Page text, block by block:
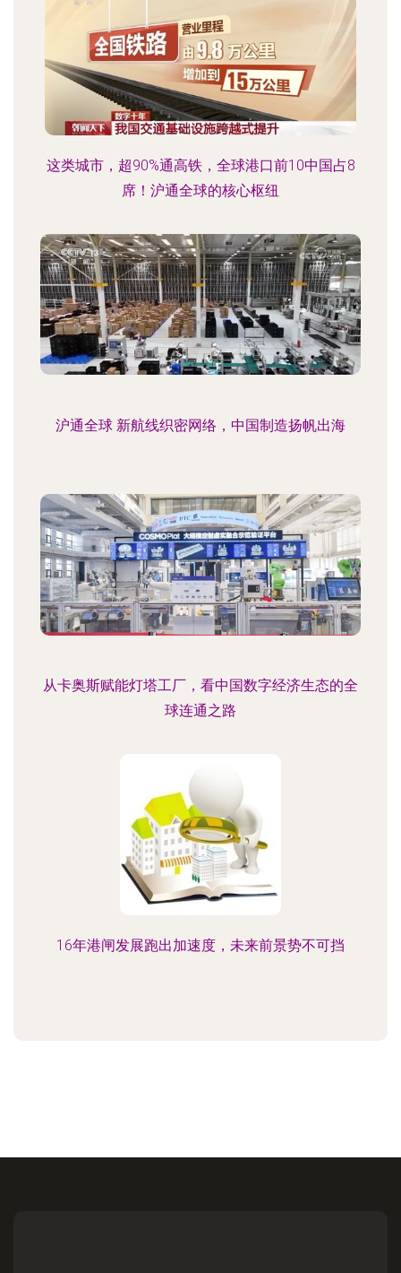
这类城市，超90%通高铁，全球港口前10中国占8
席！沪通全球的核心枢纽
沪通全球 新航线织密网络，中国制造扬帆出海
从卡奥斯赋能灯塔工厂，看中国数字经济生态的全
球连通之路
16年港闸发展跑出加速度，未来前景势不可挡